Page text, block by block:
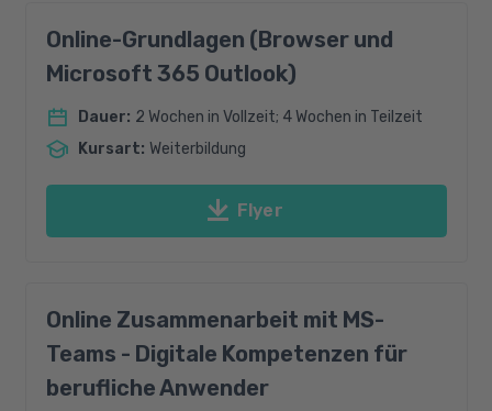
Online-Grundlagen (Browser und
Microsoft 365 Outlook)
Dauer: 2 Wochen in Vollzeit; 4 Wochen in Teilzeit
Kursart: Weiterbildung
Flyer
Online Zusammenarbeit mit MS-
Teams - Digitale Kompetenzen für
berufliche Anwender